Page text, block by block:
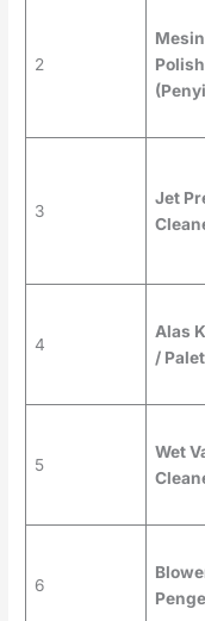
2
Mesin
3
Jet
4
Alas
/ Palet
5
Wet
6